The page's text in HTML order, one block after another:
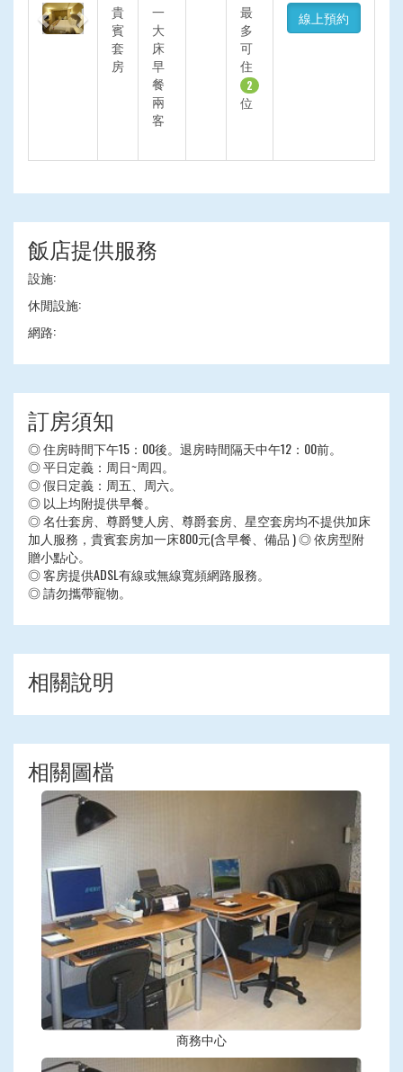
PreviousNext
貴
賓
套
房
一
大
床
早
餐
兩
客
最
多
可
住
2
位
線上預約
飯店提供服務
設施:
休閒設施:
網路:
訂房須知
◎ 住房時間下午15：00後。退房時間隔天中午12：00前。
◎ 平日定義：周日~周四。
◎ 假日定義：周五、周六。
◎ 以上均附提供早餐。
◎ 名仕套房、尊爵雙人房、尊爵套房、星空套房均不提供加床
加人服務，貴賓套房加一床800元(含早餐、備品 ) ◎ 依房型附
贈小點心。
◎ 客房提供ADSL有線或無線寬頻網路服務。
◎ 請勿攜帶寵物。
相關說明
相關圖檔
商務中心